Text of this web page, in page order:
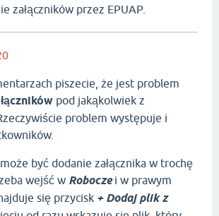
załączników przez EPUAP.
piszecie, że jest problem
pod jakąkolwiek z
problem występuje i
być dodanie załącznika w trochę
wejść w Roboczei w prawym
się przycisk + Dodaj plik z